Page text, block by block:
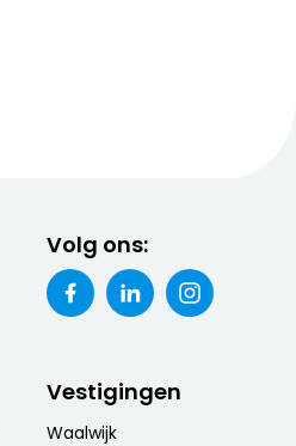
Volg ons:
Vestigingen
Waalwijk